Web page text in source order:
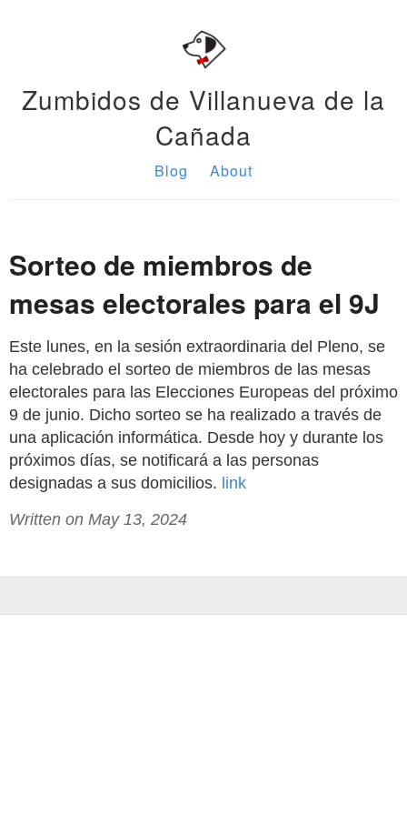
Zumbidos de Villanueva de la
Cañada
Blog About
Sorteo de miembros de
mesas electorales para el 9J
Este lunes, en la sesión extraordinaria del Pleno, se
ha celebrado el sorteo de miembros de las mesas
electorales para las Elecciones Europeas del próximo
9 de junio. Dicho sorteo se ha realizado a través de
una aplicación informática. Desde hoy y durante los
próximos días, se notificará a las personas
designadas a sus domicilios. link
Written on May 13, 2024